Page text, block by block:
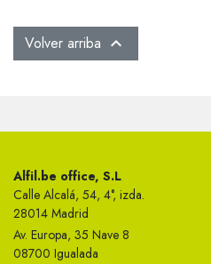
Volver arriba 
Alfil.be office, S.L
Calle Alcalá, 54, 4°, izda.
28014 Madrid
Av. Europa, 35 Nave 8
08700 Igualada